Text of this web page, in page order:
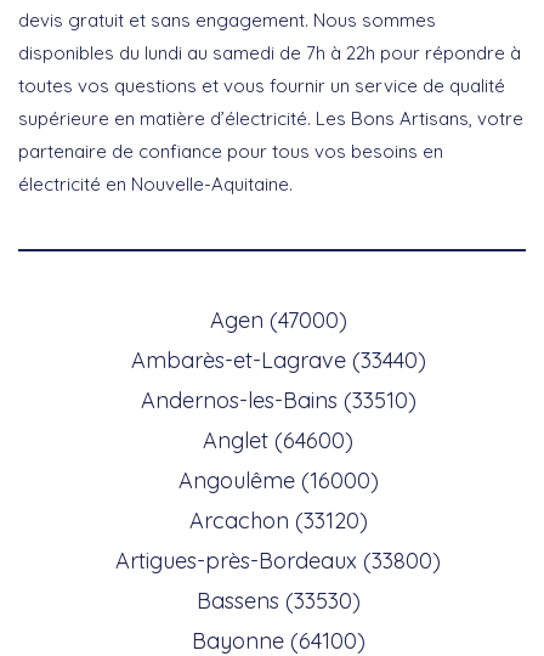
devis gratuit et sans engagement. Nous sommes
disponibles du lundi au samedi de 7h à 22h pour répondre à
toutes vos questions et vous fournir un service de qualité
supérieure en matière d’électricité. Les Bons Artisans, votre
partenaire de confiance pour tous vos besoins en
électricité en Nouvelle-Aquitaine.
Agen (47000)
Ambarès-et-Lagrave (33440)
Andernos-les-Bains (33510)
Anglet (64600)
Angoulême (16000)
Arcachon (33120)
Artigues-près-Bordeaux (33800)
Bassens (33530)
Bayonne (64100)